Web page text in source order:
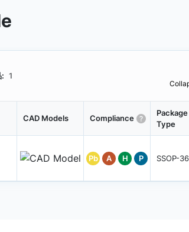
: 1
CAD Models Compliance
Package
Type
Pb A H P SSOP-